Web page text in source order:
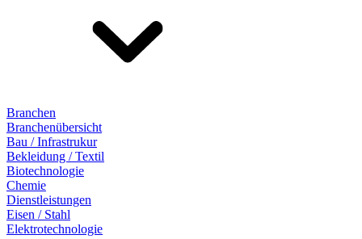
Branchen
Branchenübersicht
Bau / Infrastrukur
Bekleidung / Textil
Biotechnologie
Chemie
Dienstleistungen
Eisen / Stahl
Elektrotechnologie